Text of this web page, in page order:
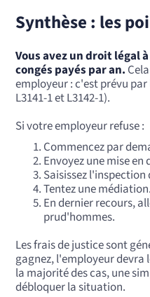
Synthèse : les
Vous avez un droit légal
congés payés par an.
employeur : c'est prévu
L3141-1 et L3142-1).
Si votre employeur refuse :
Commencez par
Envoyez une mise
Saisissez
Tentez une médiation.
En dernier recours,
prud'hommes.
Les frais de justice sont
gagnez, l'employeur devra
la majorité des cas, une
débloquer la situation.